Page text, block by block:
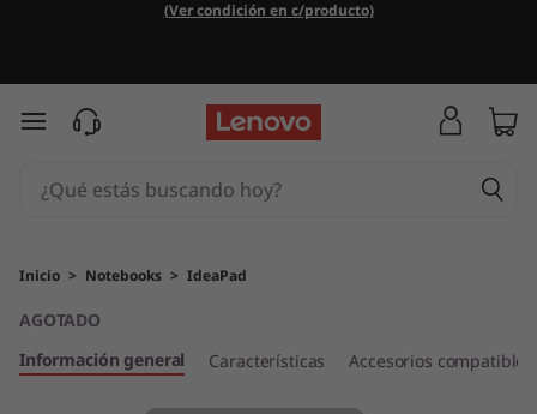
d
e
a
d
L
(Ver condición en c/producto)
Ir al contenido principal
Inicio > Notebooks > IdeaPad
AGOTADO
Información general
Características Accesorios compatibles